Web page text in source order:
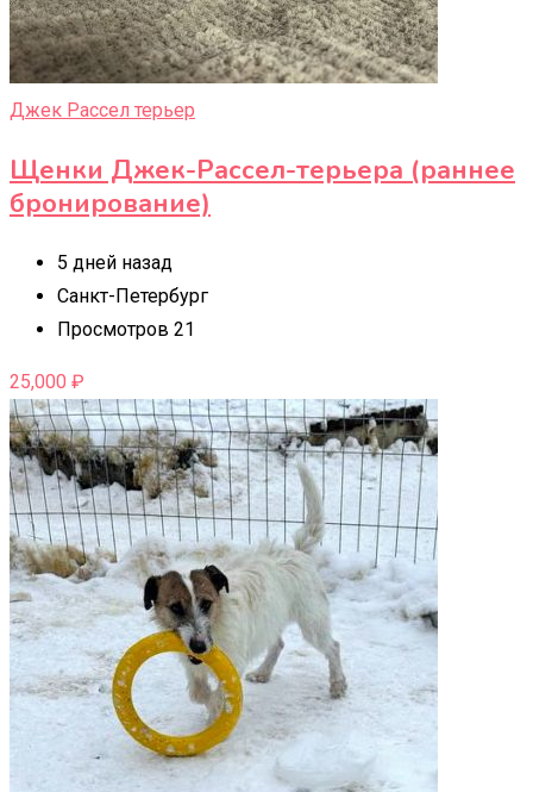
Джек Рассел терьер
Щенки Джек-Рассел-терьера (раннее
бронирование)
5 дней назад
Санкт-Петербург
Просмотров 21
25,000 ₽